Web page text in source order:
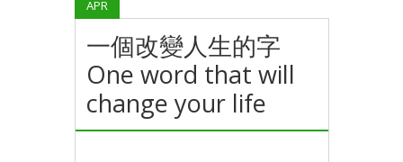
APR
一個改變人生的字
One word that will
change your life